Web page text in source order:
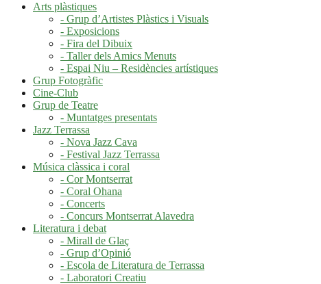
Arts plàstiques
- Grup d’Artistes Plàstics i Visuals
- Exposicions
- Fira del Dibuix
- Taller dels Amics Menuts
- Espai Niu – Residències artístiques
Grup Fotogràfic
Cine-Club
Grup de Teatre
- Muntatges presentats
Jazz Terrassa
- Nova Jazz Cava
- Festival Jazz Terrassa
Música clàssica i coral
- Cor Montserrat
- Coral Ohana
- Concerts
- Concurs Montserrat Alavedra
Literatura i debat
- Mirall de Glaç
- Grup d’Opinió
- Escola de Literatura de Terrassa
- Laboratori Creatiu